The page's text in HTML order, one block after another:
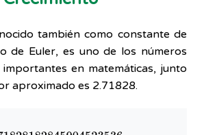
también como constante de
de Euler, es uno de los números
importantes en matemáticas, junto
aproximado es 2.71828.